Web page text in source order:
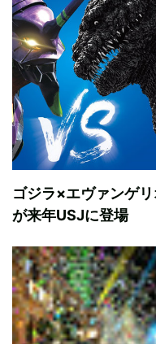
ゴジラ×エヴァンゲ
が来年USJに登場